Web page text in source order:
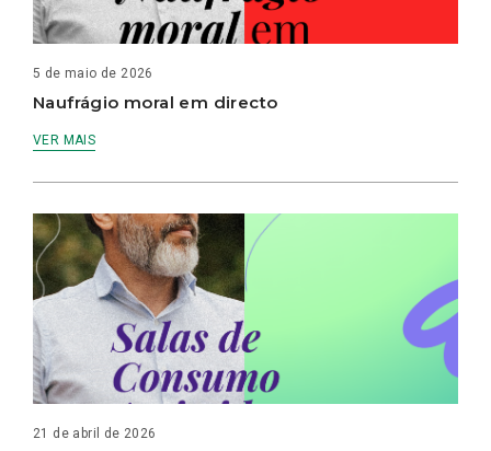
5 de maio de 2026
Naufrágio moral em directo
VER MAIS
21 de abril de 2026